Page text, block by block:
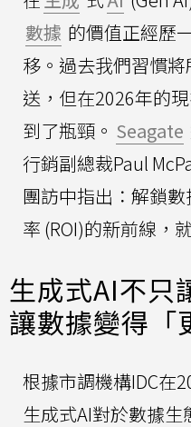
數據 的價值正經歷
移。過去我們習慣
送，但在2026年的
到了瓶頸。 Seagate
行銷副總裁Paul
團訪中指出：解鎖
率 (ROI)的新前線，
生成式AI不只
讓數據變得「
根據市調機構IDC在
生成式AI對於數據